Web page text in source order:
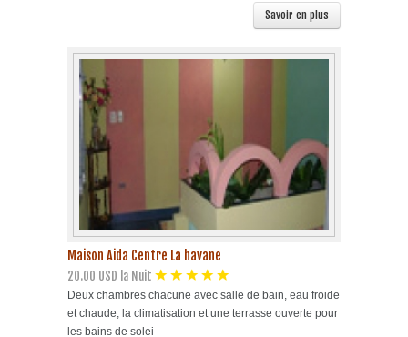
Savoir en plus
Maison Aida Centre La havane
20.00 USD la Nuit
Deux chambres chacune avec salle de bain, eau froide
et chaude, la climatisation et une terrasse ouverte pour
les bains de solei